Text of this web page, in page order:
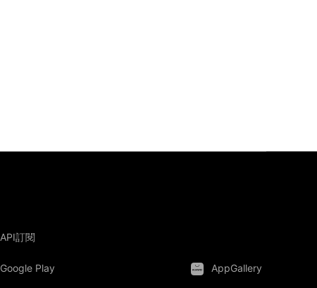
API訂閱
Google Play AppGallery